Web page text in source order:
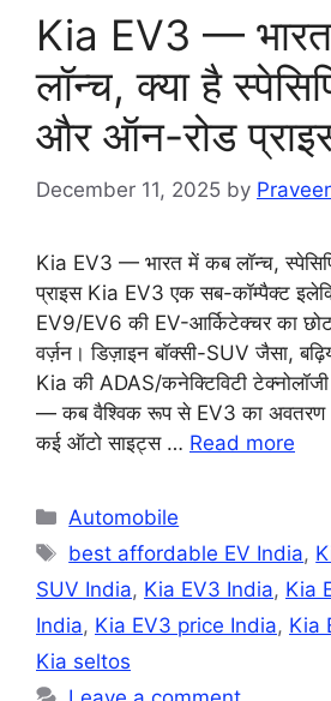
Kia EV3 —
लॉन्च, क्या है
और ऑन-रोड
December 11, 2025 by
Kia EV3 — भारत में कब लॉन्च,
प्राइस Kia EV3 एक सब-कॉम्पैक्ट
EV9/EV6 की EV-आर्किटेक्चर का
वर्ज़न। डिज़ाइन बॉक्सी-SUV जैसा,
Kia की ADAS/कनेक्टिविटी टेक्नोलॉजी
— कब वैश्विक रूप से EV3 का
कई ऑटो साइट्स … Read more
Categories
Automobile
Tags
best affordable EV India,
SUV India, Kia EV3 India, Kia
India, Kia EV3 price India, Kia
Kia seltos